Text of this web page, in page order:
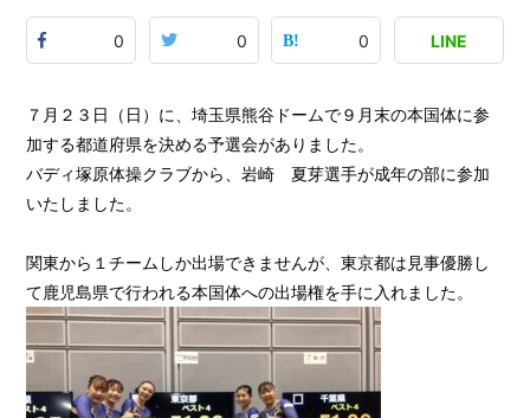
0 0 0 LINE
７月２３日（日）に、埼玉県熊谷ドームで９月末の本国体に参
加する都道府県を決める予選会がありました。
バディ塚原体操クラブから、岩崎 夏芽選手が成年の部に参加
いたしました。
関東から１チームしか出場できませんが、東京都は見事優勝し
て鹿児島県で行われる本国体への出場権を手に入れました。